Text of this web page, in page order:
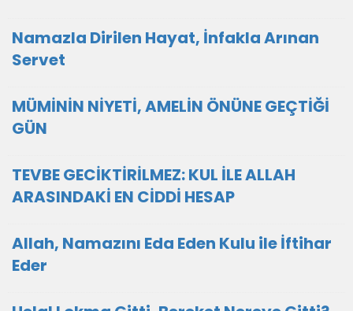
Namazla Dirilen Hayat, İnfakla Arınan
Servet
MÜMİNİN NİYETİ, AMELİN ÖNÜNE GEÇTİĞİ
GÜN
TEVBE GECİKTİRİLMEZ: KUL İLE ALLAH
ARASINDAKİ EN CİDDİ HESAP
Allah, Namazını Eda Eden Kulu ile İftihar
Eder